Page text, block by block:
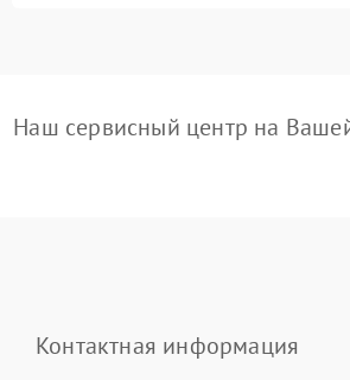
Наш сервисный центр на
Контактная информация